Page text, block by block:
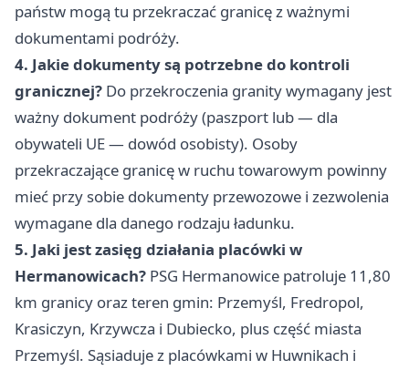
państw mogą tu przekraczać granicę z ważnymi
dokumentami podróży.
4. Jakie dokumenty są potrzebne do kontroli
granicznej? Do przekroczenia granity wymagany jest
ważny dokument podróży (paszport lub — dla
obywateli UE — dowód osobisty). Osoby
przekraczające granicę w ruchu towarowym powinny
mieć przy sobie dokumenty przewozowe i zezwolenia
wymagane dla danego rodzaju ładunku.
5. Jaki jest zasięg działania placówki w
Hermanowicach? PSG Hermanowice patroluje 11,80
km granicy oraz teren gmin: Przemyśl, Fredropol,
Krasiczyn, Krzywcza i Dubiecko, plus część miasta
Przemyśl. Sąsiaduje z placówkami w Huwnikach i